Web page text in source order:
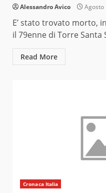
Alessandro Avico Agosto
E’ stato trovato morto,
il 79enne di Torre Santa
Read More
Cronaca Italia